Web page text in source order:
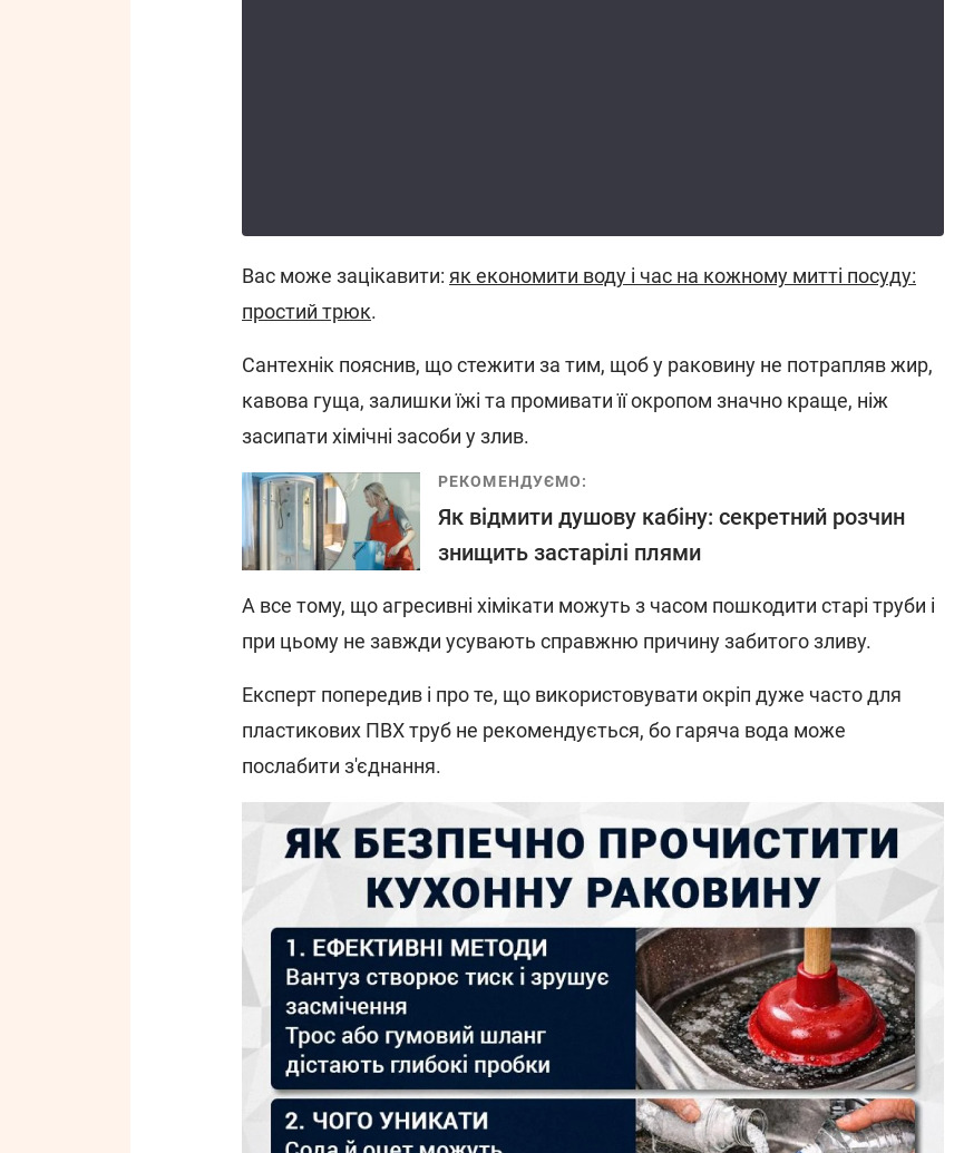
Вас може зацікавити: як економити воду і час на кожному митті посуду:
простий трюк.
Сантехнік пояснив, що стежити за тим, щоб у раковину не потрапляв жир,
кавова гуща, залишки їжі та промивати її окропом значно краще, ніж
засипати хімічні засоби у злив.
РЕКОМЕНДУЄМО:
Як відмити душову кабіну: секретний розчин
знищить застарілі плями
А все тому, що агресивні хімікати можуть з часом пошкодити старі труби і
при цьому не завжди усувають справжню причину забитого зливу.
Експерт попередив і про те, що використовувати окріп дуже часто для
пластикових ПВХ труб не рекомендується, бо гаряча вода може
послабити з'єднання.